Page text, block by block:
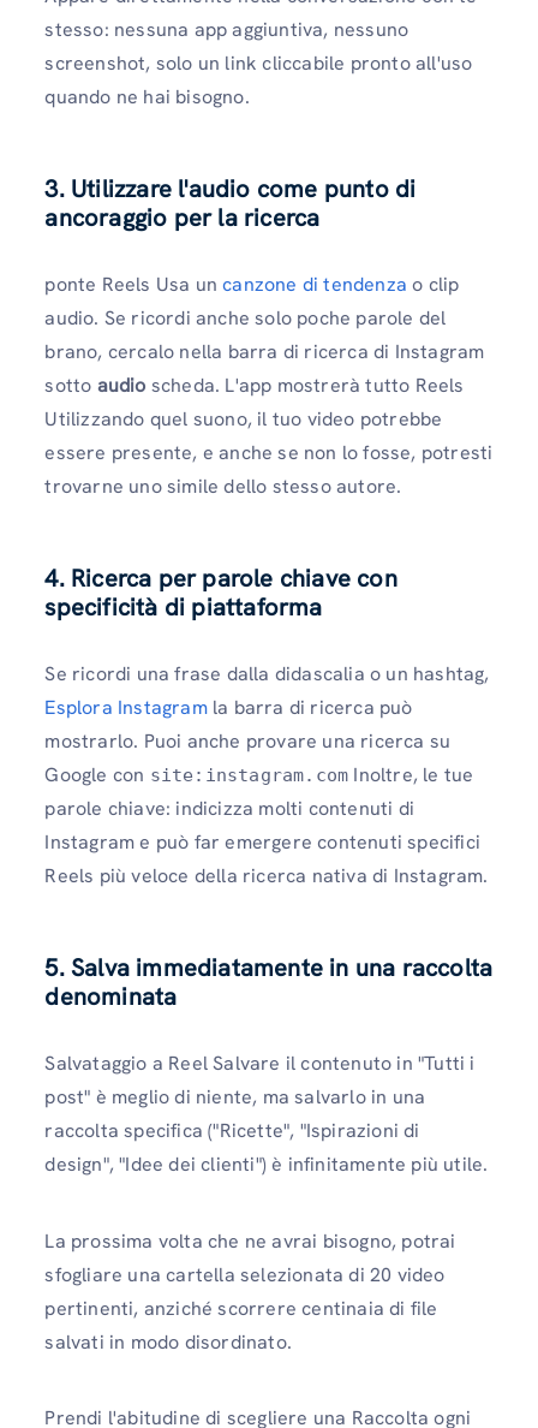
stesso: nessuna app aggiuntiva, nessuno
screenshot, solo un link cliccabile pronto all'uso
quando ne hai bisogno.
3. Utilizzare l'audio come punto di
ancoraggio per la ricerca
ponte Reels Usa uncanzone di tendenza o clip
audio. Se ricordi anche solo poche parole del
brano, cercalo nella barra di ricerca di Instagram
sotto audio scheda. L'app mostrerà tutto Reels
Utilizzando quel suono, il tuo video potrebbe
essere presente, e anche se non lo fosse, potresti
trovarne uno simile dello stesso autore.
4. Ricerca per parole chiave con
specificità di piattaforma
Se ricordi una frase dalla didascalia o un hashtag,
Esplora Instagramla barra di ricerca può
mostrarlo. Puoi anche provare una ricerca su
Google con site:instagram.com Inoltre, le tue
parole chiave: indicizza molti contenuti di
Instagram e può far emergere contenuti specifici
Reels più veloce della ricerca nativa di Instagram.
5. Salva immediatamente in una raccolta
denominata
Salvataggio a Reel Salvare il contenuto in "Tutti i
post" è meglio di niente, ma salvarlo in una
raccolta specifica ("Ricette", "Ispirazioni di
design", "Idee dei clienti") è infinitamente più utile.
La prossima volta che ne avrai bisogno, potrai
sfogliare una cartella selezionata di 20 video
pertinenti, anziché scorrere centinaia di file
salvati in modo disordinato.
Prendi l'abitudine di scegliere una Raccolta ogni